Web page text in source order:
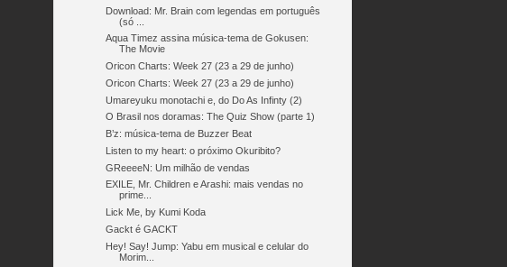
Download: Mr. Brain com legendas em português
(só ...
Aqua Timez assina música-tema de Gokusen:
The Movie
Oricon Charts: Week 27 (23 a 29 de junho)
Oricon Charts: Week 27 (23 a 29 de junho)
Umareyuku monotachi e, do Do As Infinty (2)
O Brasil nos doramas: The Quiz Show (parte 1)
B’z: música-tema de Buzzer Beat
Listen to my heart: o próximo Okuribito?
GReeeeN: Um milhão de vendas
EXILE, Mr. Children e Arashi: mais vendas no
prime...
Lick Me, by Kumi Koda
Gackt é GACKT
Hey! Say! Jump: Yabu em musical e celular do
Morim...